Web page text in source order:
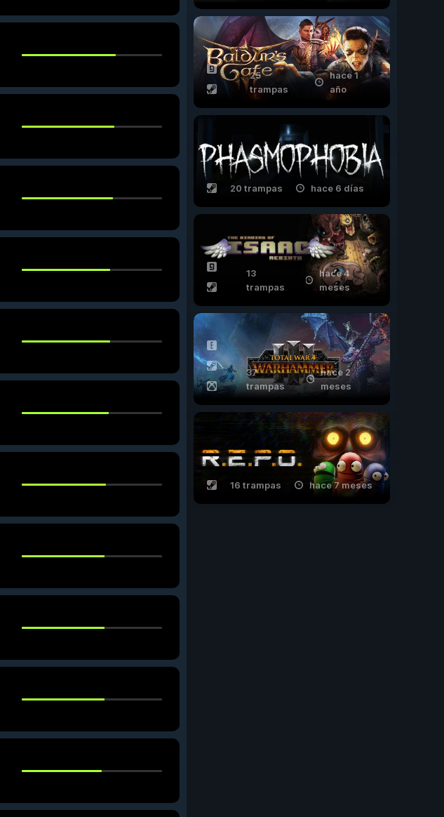
25
trampas
hace 1
año
20 trampas hace 6 días
13
trampas
hace 4
meses
37
trampas
hace 2
meses
16 trampas hace 7 meses